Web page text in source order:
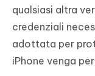
qualsiasi altra
credenziali
adottata per
iPhone venga